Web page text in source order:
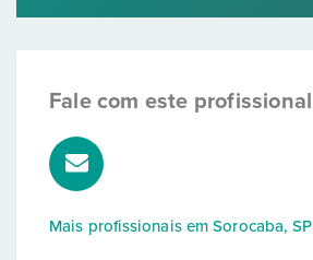
Fale com este profissional
Mais profissionais emSorocaba, SP